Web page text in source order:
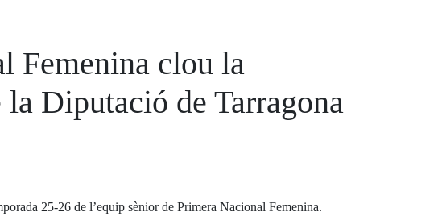
Femenina clou la
Diputació de Tarragona
25-26 de l’equip sènior de Primera Nacional Femenina.